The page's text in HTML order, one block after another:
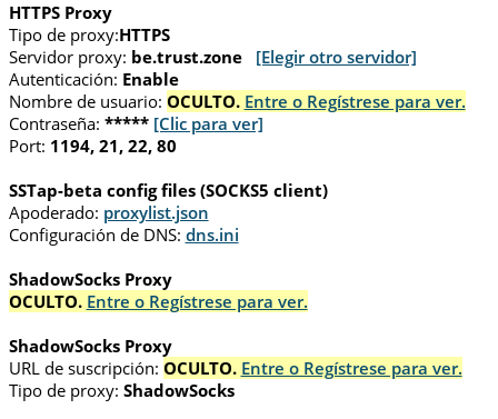
HTTPS Proxy
Tipo de proxy:HTTPS
Servidor proxy: be.trust.zone
[Elegir otro servidor]
Autenticación: Enable
Nombre de usuario: OCULTO. Entre o Regístrese para ver.
Contraseña: ***** [Clic para ver]
Port: 1194, 21, 22, 80
SSTap-beta config files (SOCKS5 client)
Apoderado: proxylist.json
Configuración de DNS: dns.ini
ShadowSocks Proxy
OCULTO. Entre o Regístrese para ver.
ShadowSocks Proxy
URL de suscripción: OCULTO. Entre o Regístrese para ver.
Tipo de proxy: ShadowSocks